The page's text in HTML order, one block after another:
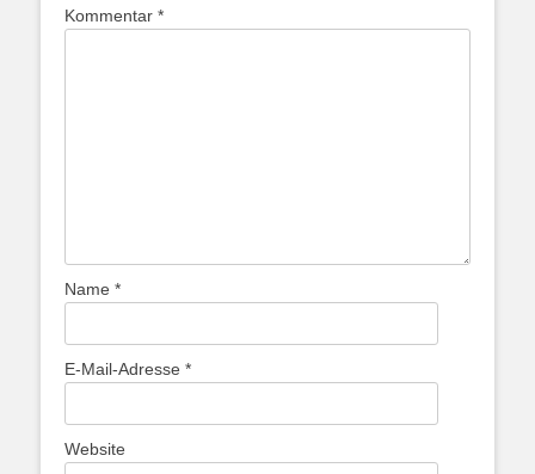
Kommentar *
Name *
E-Mail-Adresse *
Website